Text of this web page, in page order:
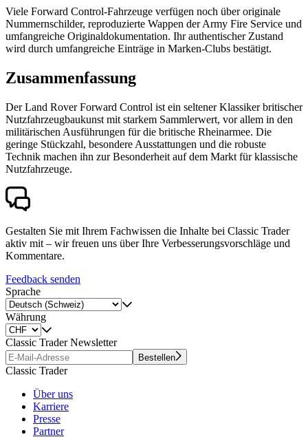
Viele Forward Control-Fahrzeuge verfügen noch über originale
Nummernschilder, reproduzierte Wappen der Army Fire Service und
umfangreiche Originaldokumentation. Ihr authentischer Zustand
wird durch umfangreiche Einträge in Marken-Clubs bestätigt.
Zusammenfassung
Der Land Rover Forward Control ist ein seltener Klassiker britischer
Nutzfahrzeugbaukunst mit starkem Sammlerwert, vor allem in den
militärischen Ausführungen für die britische Rheinarmee. Die
geringe Stückzahl, besondere Ausstattungen und die robuste
Technik machen ihn zur Besonderheit auf dem Markt für klassische
Nutzfahrzeuge.
Gestalten Sie mit Ihrem Fachwissen die Inhalte bei Classic Trader
aktiv mit – wir freuen uns über Ihre Verbesserungsvorschläge und
Kommentare.
Feedback senden
Sprache
Währung
Classic Trader Newsletter
Bestellen
Classic Trader
Über uns
Karriere
Presse
Partner